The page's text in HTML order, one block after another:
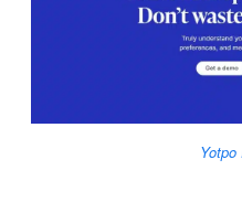
Yotpo